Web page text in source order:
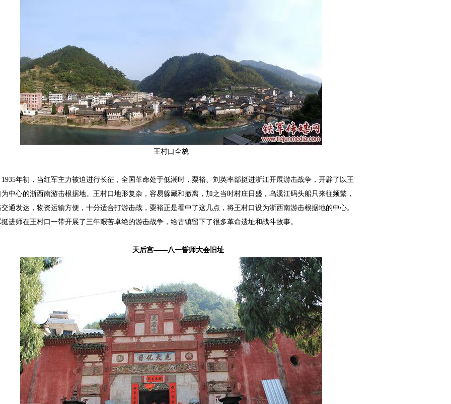
王村口全貌
1935年初，当红军主力被迫进行长征，全国革命处于低潮时，粟裕、刘英率部挺进浙江开展游击战争，开辟了以王
为中心的浙西南游击根据地。王村口地形复杂，容易躲藏和撤离，加之当时村庄日盛，乌溪江码头船只来往频繁，
交通发达，物资运输方便，十分适合打游击战，粟裕正是看中了这几点，将王村口设为浙西南游击根据地的中心。
进师在王村口一带开展了三年艰苦卓绝的游击战争，给古镇留下了很多革命遗址和战斗故事。
天后宫——八一誓师大会旧址